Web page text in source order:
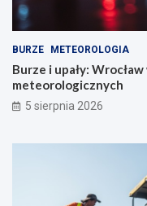
BURZE METEOROLOGIA
Burze i upały:
meteorologicznych
5 sierpnia 2026